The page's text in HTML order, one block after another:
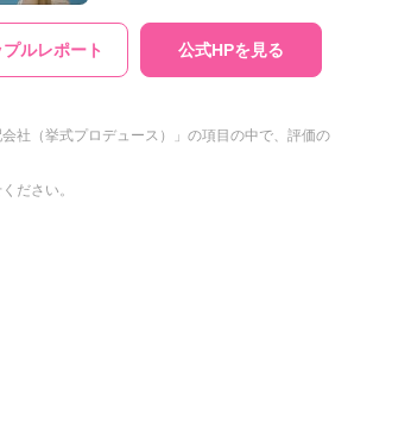
プルレポート 公式HPを見る
社（挙式プロデュース）」の項目の中で、評価の
ださい。